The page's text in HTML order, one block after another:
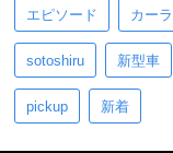
エピソード カー
sotoshiru 新型車
pickup 新着